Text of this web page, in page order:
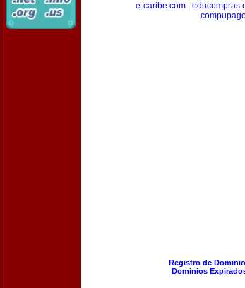
e-caribe.com|
Registro de
Dominios